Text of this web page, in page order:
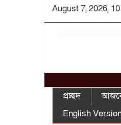
August 7, 2026,
প্রচ্ছদ
English